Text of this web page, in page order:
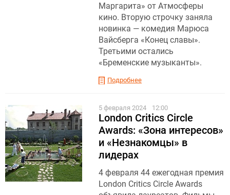
Маргарита» от Атмосферы
кино. Вторую строчку заняла
новинка — комедия Марюса
Вайсберга «Конец славы».
Третьими остались
«Бременские музыканты».
Подробнее
5 февраля 2024 12:00
London Critics Circle
Awards: «Зона интересов»
и «Незнакомцы» в
лидерах
4 февраля 44 ежегодная премия
London Critics Circle Awards